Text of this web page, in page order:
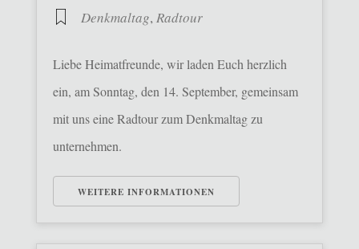
Denkmaltag,Radtour
Liebe Heimatfreunde, wir laden Euch herzlich
ein, am Sonntag, den 14. September, gemeinsam
mit uns eine Radtour zum Denkmaltag zu
unternehmen.
WEITERE INFORMATIONEN